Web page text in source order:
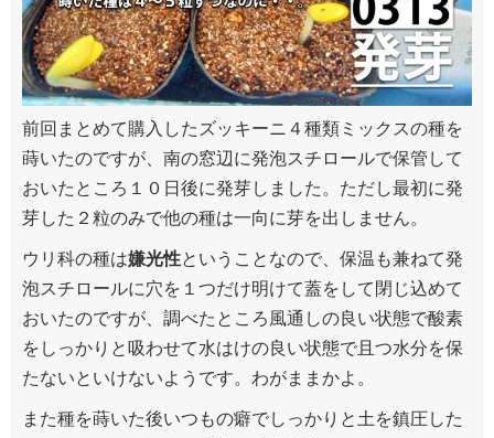
前回まとめて購入したズッキーニ４種類ミックスの種を
蒔いたのですが、南の窓辺に発泡スチロールで保管して
おいたところ１０日後に発芽しました。ただし最初に発
芽した２粒のみで他の種は一向に芽を出しません。
ウリ科の種は嫌光性ということなので、保温も兼ねて発
泡スチロールに穴を１つだけ明けて蓋をして閉じ込めて
おいたのですが、調べたところ風通しの良い状態で酸素
をしっかりと吸わせて水はけの良い状態で且つ水分を保
たないといけないようです。わがままかよ。
また種を蒔いた後いつもの癖でしっかりと土を鎮圧した